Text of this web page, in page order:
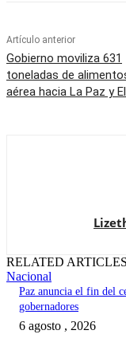
Artículo anterior
Gobierno moviliza 631
toneladas de
aérea hacia La Paz y
RELATED ARTICLES
Nacional
Paz anuncia el fin del
gobernadores
6 agosto , 2026